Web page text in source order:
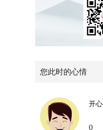
您此时的心情
开心
0